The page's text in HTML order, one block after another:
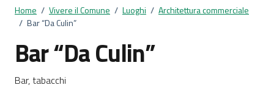
Home / Vivere il Comune / Luoghi / Architettura commerciale
/ Bar “Da Culin”
Bar “Da Culin”
Bar, tabacchi